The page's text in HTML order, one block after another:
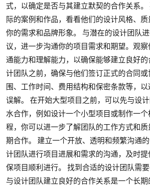
式，以确定是否与其建立默契的合作关系
际的案例和作品，看看他们的设计风格、
你的需求和品牌形象。 与潜在的设计团队
议，进一步沟通你的项目需求和期望。观
通能力和理解能力，以确保能够建立良好
计团队之前，确保与他们签订正式的合同
围、工作时间、费用结构和保密条款等，
误解。 在开始大型项目之前，可以先与设
水合作，例如设计一个小型项目或制作一
程，你可以进一步了解团队的工作方式和
期合作。 建立一个开放、透明和频繁沟通
计团队进行项目进展和需求的沟通，及时
保项目顺利进行。 找到合适的设计团队需要
与设计团队建立良好的合作关系是一个长